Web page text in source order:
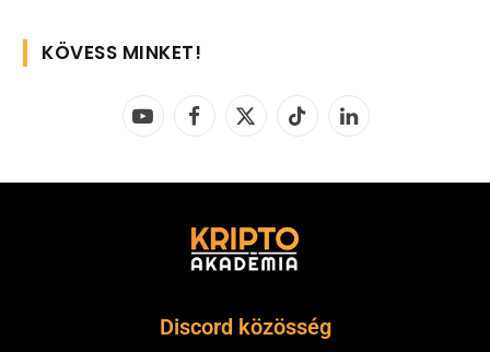
KÖVESS MINKET!
YouTubeFacebook
X
TikTok LinkedIn
Discord közösség